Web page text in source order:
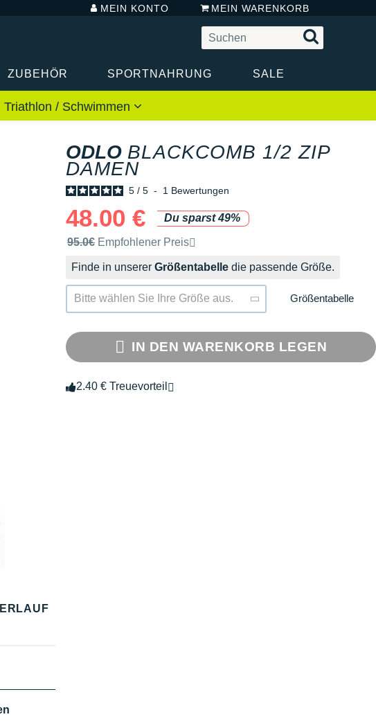
MEIN KONTO MEIN WARENKORB
ZUBEHÖR SPORTNAHRUNG SALE
Triathlon / Schwimmen
ODLO BLACKCOMB 1/2 ZIP
DAMEN
5 / 5 - 1 Bewertungen
48.00 €
Du sparst 49%
Unverbindliche Preisempfehlung der Marke
95.0€ Empfohlener Preis
Finde in unserer Größentabelle die passende Größe.
Bitte wählen Sie Ihre Größe aus. Größentabelle
IN DEN WARENKORB LEGEN
2.40 € Treuevorteil